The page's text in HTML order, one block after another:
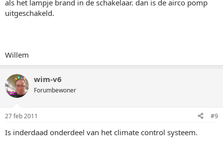
als het lampje brand in de schakelaar. dan is de airco pomp
uitgeschakeld.
Willem
wim-v6
Forumbewoner
27 feb 2011 #9
Is inderdaad onderdeel van het climate control systeem.